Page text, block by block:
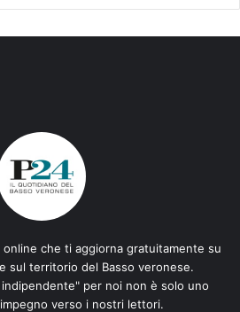
che ti aggiorna gratuitamente su
sul territorio del Basso veronese.
per noi non è solo uno
verso i nostri lettori.